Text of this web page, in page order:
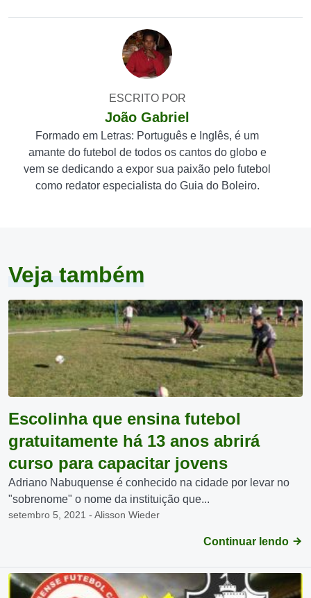
ESCRITO POR
João Gabriel
Formado em Letras: Português e Inglês, é um
amante do futebol de todos os cantos do globo e
vem se dedicando a expor sua paixão pelo futebol
como redator especialista do Guia do Boleiro.
Veja também
Escolinha que ensina futebol
gratuitamente há 13 anos abrirá
curso para capacitar jovens
Adriano Nabuquense é conhecido na cidade por levar no
"sobrenome" o nome da instituição que...
setembro 5, 2021 - Alisson Wieder
Continuar lendo